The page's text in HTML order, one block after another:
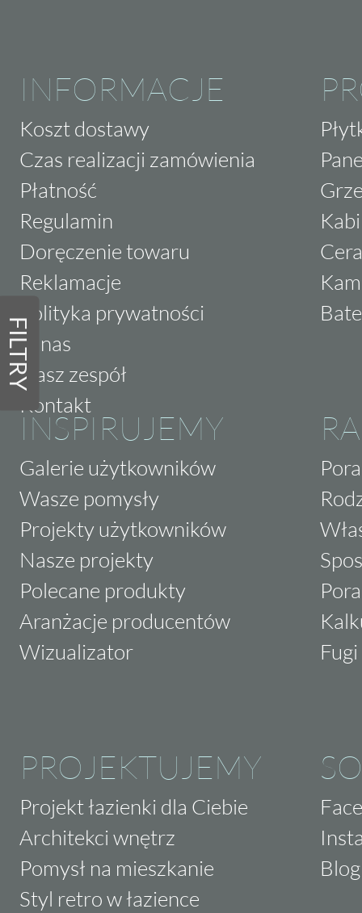
FILTRY
INFORMACJE
Koszt dostawy
Czas realizacji zamówienia
Płatność
Regulamin
Doręczenie towaru
Reklamacje
Polityka prywatności
O nas
Nasz zespół
Kontakt
INSPIRUJEMY
Galerie użytkowników
Wasze pomysły
Projekty użytkowników
Nasze projekty
Polecane produkty
Aranżacje producentów
Wizualizator
PROJEKTUJEMY
Projekt łazienki dla Ciebie
Architekci wnętrz
Pomysł na mieszkanie
Styl retro w łazience
Blog